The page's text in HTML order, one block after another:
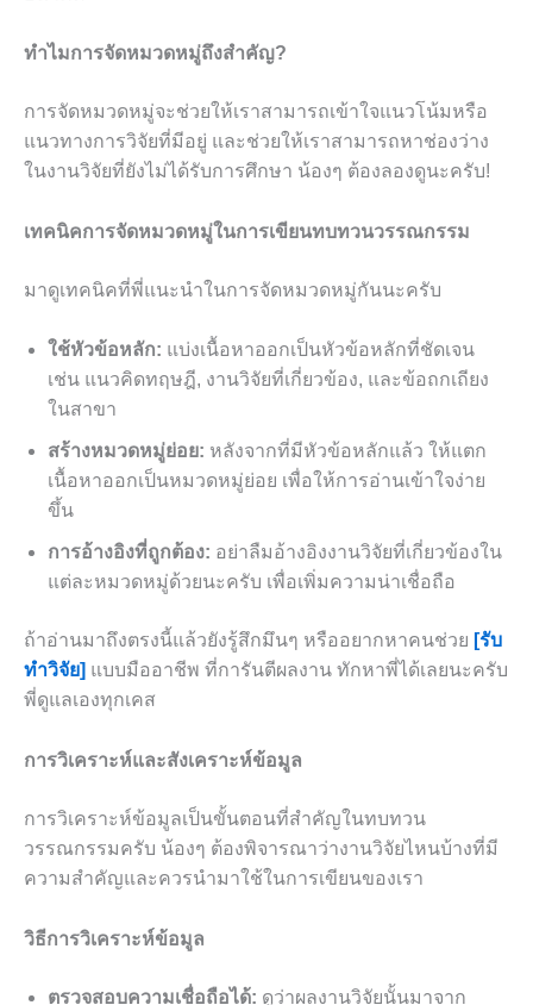
ทำไมการจัดหมวดหมู่ถึงสำคัญ?
การจัดหมวดหมู่จะช่วยให้เราสามารถเข้าใจแนวโน้มหรือ
แนวทางการวิจัยที่มีอยู่ และช่วยให้เราสามารถหาช่องว่าง
ในงานวิจัยที่ยังไม่ได้รับการศึกษา น้องๆ ต้องลองดูนะครับ!
เทคนิคการจัดหมวดหมู่ในการเขียนทบทวนวรรณกรรม
มาดูเทคนิคที่พี่แนะนำในการจัดหมวดหมู่กันนะครับ
ใช้หัวข้อหลัก: แบ่งเนื้อหาออกเป็นหัวข้อหลักที่ชัดเจน
เช่น แนวคิดทฤษฎี, งานวิจัยที่เกี่ยวข้อง, และข้อถกเถียง
ในสาขา
สร้างหมวดหมู่ย่อย: หลังจากที่มีหัวข้อหลักแล้ว ให้แตก
เนื้อหาออกเป็นหมวดหมู่ย่อย เพื่อให้การอ่านเข้าใจง่าย
ขึ้น
การอ้างอิงที่ถูกต้อง: อย่าลืมอ้างอิงงานวิจัยที่เกี่ยวข้องใน
แต่ละหมวดหมู่ด้วยนะครับ เพื่อเพิ่มความน่าเชื่อถือ
ถ้าอ่านมาถึงตรงนี้แล้วยังรู้สึกมึนๆ หรืออยากหาคนช่วย [รับ
ทำวิจัย] แบบมืออาชีพ ที่การันตีผลงาน ทักหาพี่ได้เลยนะครับ
พี่ดูแลเองทุกเคส
การวิเคราะห์และสังเคราะห์ข้อมูล
การวิเคราะห์ข้อมูลเป็นขั้นตอนที่สำคัญในทบทวน
วรรณกรรมครับ น้องๆ ต้องพิจารณาว่างานวิจัยไหนบ้างที่มี
ความสำคัญและควรนำมาใช้ในการเขียนของเรา
วิธีการวิเคราะห์ข้อมูล
ตรวจสอบความเชื่อถือได้: ดูว่าผลงานวิจัยนั้นมาจาก